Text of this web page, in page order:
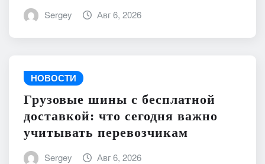
Sergey Авг 6, 2026
НОВОСТИ
Грузовые шины с бесплатной
доставкой: что сегодня важно
учитывать перевозчикам
Sergey Авг 6, 2026